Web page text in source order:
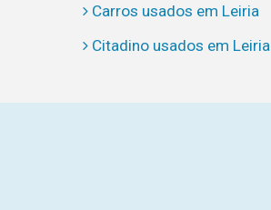
Carros usados em Leiria
Citadino usados em Leiria